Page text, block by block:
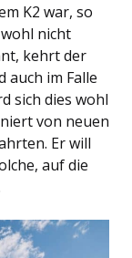
K2 war, so
nicht
kehrt der
auch im Falle
sich dies wohl
von neuen
Er will
auf die